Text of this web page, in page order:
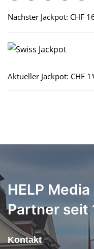
Nächster Jackpot: CHF
Aktueller Jackpot: CHF
HELP
Partner seit
Kontakt